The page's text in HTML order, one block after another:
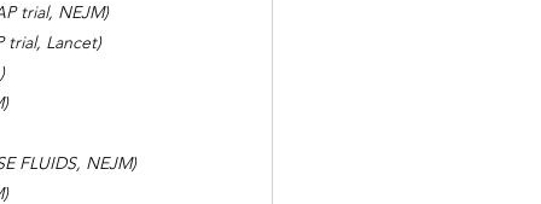
trial, NEJM)
trial, Lancet)
FLUIDS, NEJM)